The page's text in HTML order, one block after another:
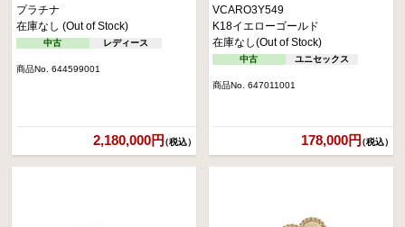
プラチナ
在庫なし (Out of Stock)
中古 レディース
商品No. 644599001
2,180,000円（税込）
VCARO3Y549
K18イエローゴールド
在庫なし(Out of Stock)
中古 ユニセックス
商品No. 647011001
178,000円（税込）